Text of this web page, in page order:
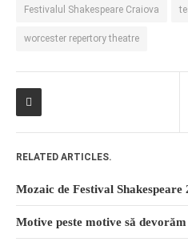
Festivalul Shakespeare Craiova
worcester repertory theatre
RELATED ARTICLES.
Mozaic de Festival Shakespeare